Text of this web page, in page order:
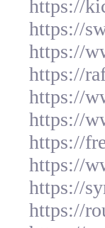
https://
https://
https://
https://
https://
https://
https://
https://
https://
https://